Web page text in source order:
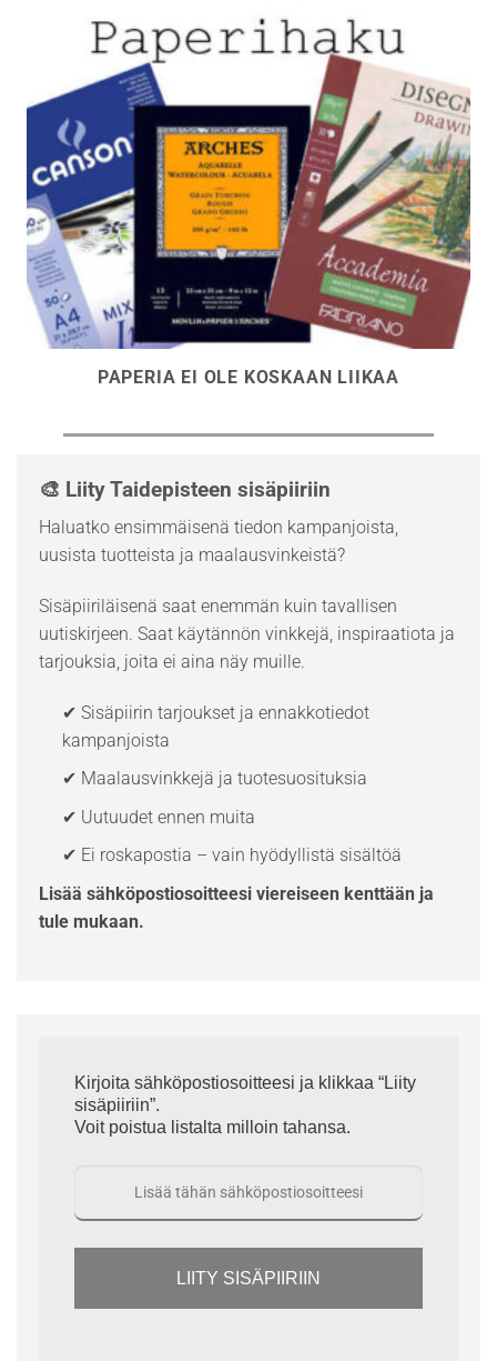
PAPERIA EI OLE KOSKAAN LIIKAA
🎨 Liity Taidepisteen sisäpiiriin
Haluatko ensimmäisenä tiedon kampanjoista,
uusista tuotteista ja maalausvinkeistä?
Sisäpiiriläisenä saat enemmän kuin tavallisen
uutiskirjeen. Saat käytännön vinkkejä, inspiraatiota ja
tarjouksia, joita ei aina näy muille.
✔ Sisäpiirin tarjoukset ja ennakkotiedot
kampanjoista
✔ Maalausvinkkejä ja tuotesuosituksia
✔ Uutuudet ennen muita
✔ Ei roskapostia – vain hyödyllistä sisältöä
Lisää sähköpostiosoitteesi viereiseen kenttään ja
tule mukaan.
Kirjoita sähköpostiosoitteesi ja klikkaa “Liity
sisäpiiriin”.
Voit poistua listalta milloin tahansa.
LIITY SISÄPIIRIIN